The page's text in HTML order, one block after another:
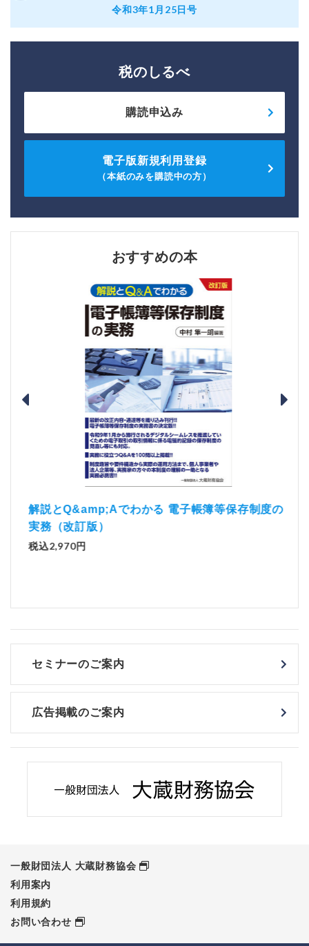
令和3年1月25日号
税のしるべ
購読申込み
電子版新規利用登録
（本紙のみを購読中の方）
おすすめの本
解説とQ&amp;Aでわかる 電子帳簿等保存制度の
実務（改訂版）
税込2,970円
セミナーのご案内
広告掲載のご案内
一般財団法人 大蔵財務協会
利用案内
利用規約
お問い合わせ